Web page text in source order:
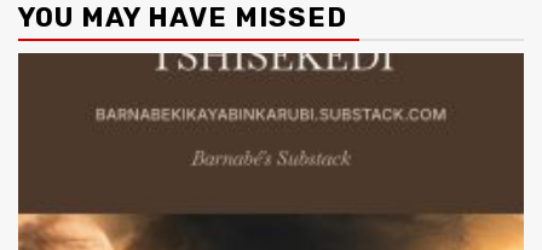
YOU MAY HAVE MISSED